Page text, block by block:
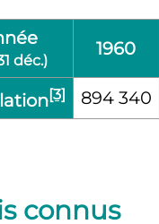
déc.)
1960
[3] 894 340
connus